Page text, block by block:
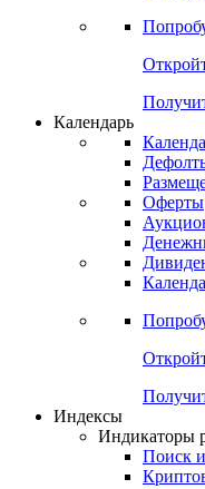
Календарь
Оферты
Индексы
Индикаторы
Поиск